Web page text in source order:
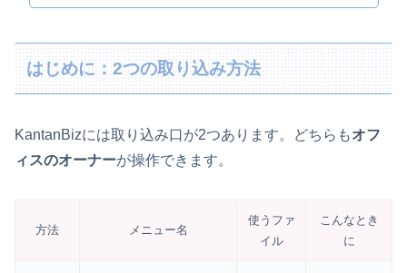
はじめに：2つの取り込み方法
KantanBizには取り込み口が2つあります。どちらもオフ
ィスのオーナーが操作できます。
方法 メニュー名
使うファ
イル
こんなとき
に